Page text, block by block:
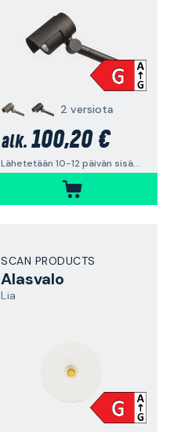
2 versiota
alk. 100,20 €
Lähetetään 10-12 päivän sisällä
SCAN PRODUCTS
Alasvalo
Lia